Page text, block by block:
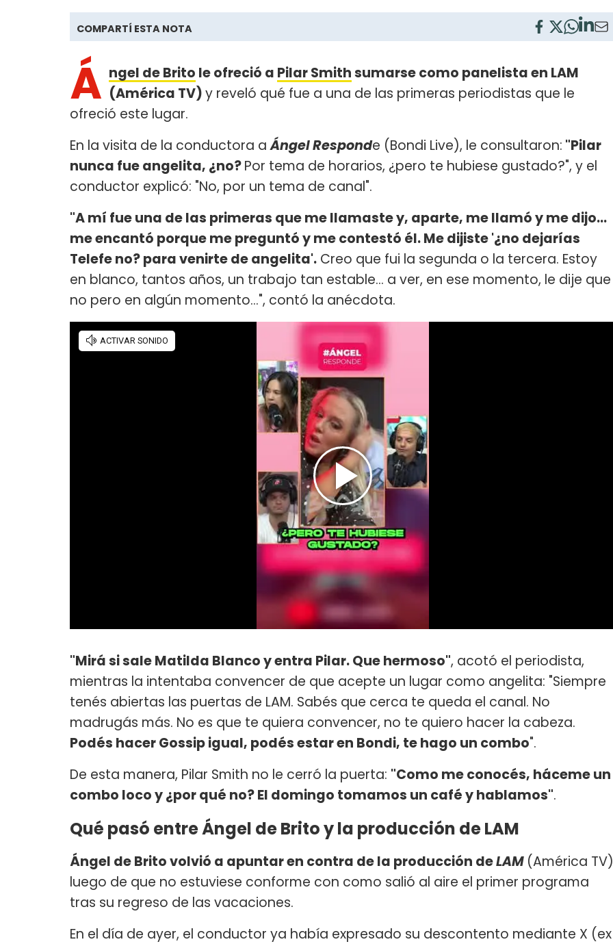
COMPARTÍ ESTA NOTA
Á ngel de Brito le ofreció a Pilar Smithsumarse como panelista en LAM
(América TV)y reveló qué fue a una de las primeras periodistas que le
ofreció este lugar.
En la visita de la conductora aÁngel Responde (Bondi Live), le consultaron: "Pilar
nunca fue angelita, ¿no?Por tema de horarios, ¿pero te hubiese gustado?", y el
conductor explicó: "No, por un tema de canal".
"A mí fue una de las primeras que me llamaste y, aparte, me llamó y me dijo...
me encantó porque me preguntó y me contestó él. Me dijiste '¿no dejarías
Telefe no? para venirte de angelita'. Creo que fui la segunda o la tercera. Estoy
en blanco, tantos años, un trabajo tan estable... a ver, en ese momento, le dije que
no pero en algún momento...", contó la anécdota.
"Mirá si sale Matilda Blanco y entra Pilar. Que hermoso", acotó el periodista,
mientras la intentaba convencer de que acepte un lugar como angelita: "Siempre
tenés abiertas las puertas de LAM. Sabés que cerca te queda el canal. No
madrugás más. No es que te quiera convencer, no te quiero hacer la cabeza.
Podés hacer Gossip igual, podés estar en Bondi, te hago un combo".
De esta manera, Pilar Smith no le cerró la puerta: "Como me conocés, háceme un
combo loco y ¿por qué no? El domingo tomamos un café y hablamos".
Qué pasó entre Ángel de Brito y la producción de LAM
Ángel de Brito volvió a apuntar en contra de la producción deLAM (América TV)
luego de que no estuviese conforme con como salió al aire el primer programa
tras su regreso de las vacaciones.
En el día de ayer, el conductor ya había expresado su descontento mediante X (ex